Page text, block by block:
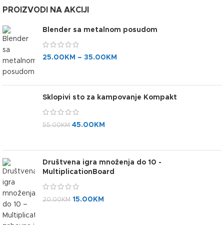
PROIZVODI NA AKCIJI
Blender sa metalnom posudom
25.00 KM – 35.00 KM
Sklopivi sto za kampovanje Kompakt
55.00KM 45.00 KM
Društvena igra množenja do 10 -
MultiplicationBoard
20.00KM 15.00 KM